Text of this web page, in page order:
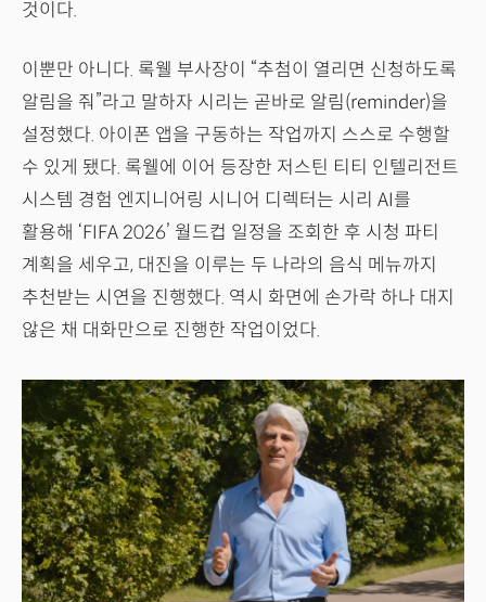
것이다.
이뿐만 아니다. 록웰 부사장이 “추첨이 열리면 신청하도록
알림을 줘”라고 말하자 시리는 곧바로 알림(reminder)을
설정했다. 아이폰 앱을 구동하는 작업까지 스스로 수행할
수 있게 됐다. 록웰에 이어 등장한 저스틴 티티 인텔리전트
시스템 경험 엔지니어링 시니어 디렉터는 시리 AI를
활용해 ‘FIFA 2026’ 월드컵 일정을 조회한 후 시청 파티
계획을 세우고, 대진을 이루는 두 나라의 음식 메뉴까지
추천받는 시연을 진행했다. 역시 화면에 손가락 하나 대지
않은 채 대화만으로 진행한 작업이었다.